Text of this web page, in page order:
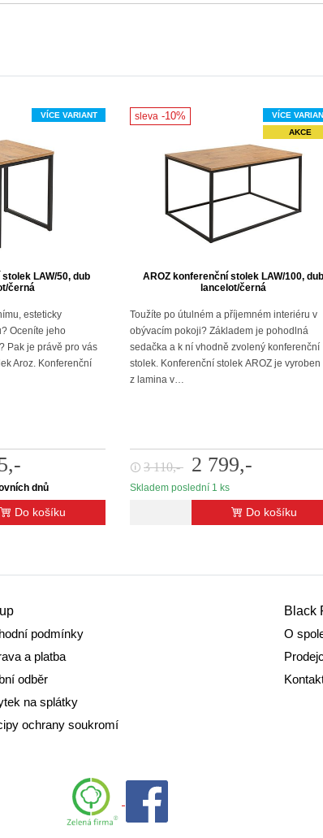
VÍCE VARIANT
LAW/50, dub
černá
esteticky
Oceníte jeho
Pak je právě pro vás
Aroz. Konferenční
dnů
Do košíku
VÍCE
AKCE
AROZ konferenční stolek LAW/100, dub
lancelot/černá
Toužíte po útulném a příjemném interiéru v
obývacím pokoji? Základem je pohodlná
sedačka a k ní vhodně zvolený konferenční
stolek. Konferenční stolek AROZ je vyroben
z lamina v…
sleva -10%
🛈 3 110,- 2 799,-
Skladem poslední 1 ks
Do košíku
podmínky
a platba
odběr
na splátky
ochrany soukromí
Black
O